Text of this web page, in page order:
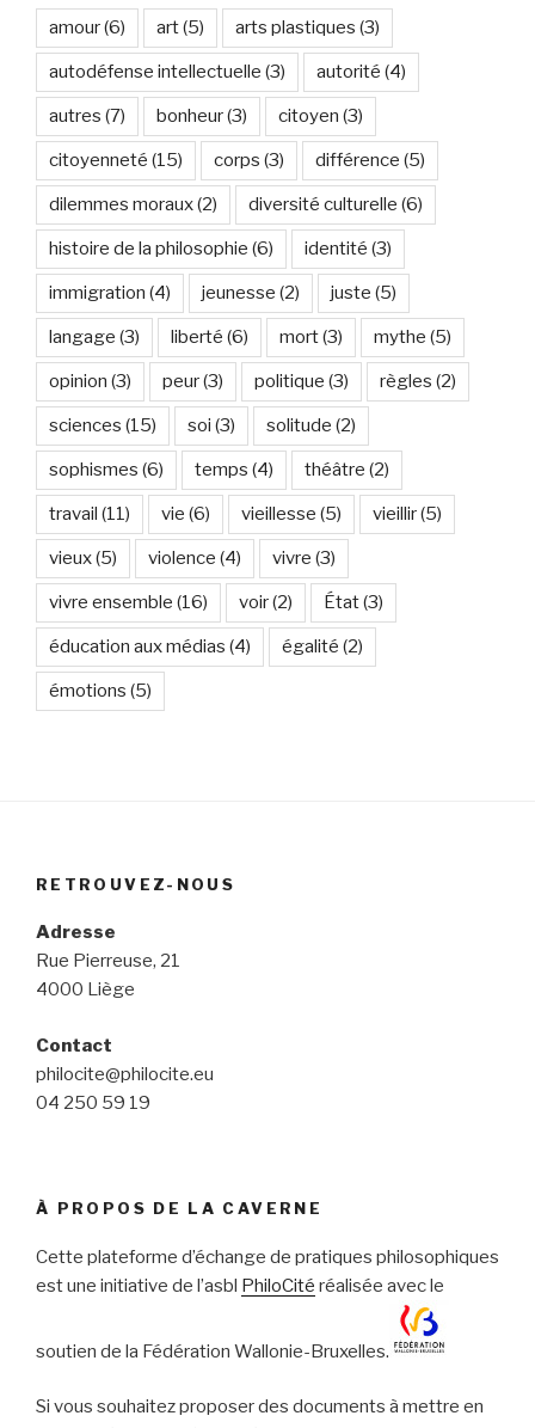
amour(6) art(5) arts plastiques (3)
autodéfense intellectuelle (3) autorité (4)
autres (7) bonheur(3) citoyen (3)
citoyenneté (15) corps (3) différence (5)
dilemmes moraux(2) diversité culturelle (6)
histoire de la philosophie (6) identité (3)
immigration (4) jeunesse (2) juste (5)
langage (3) liberté (6) mort(3) mythe (5)
opinion (3) peur(3) politique (3) règles (2)
sciences (15) soi (3) solitude (2)
sophismes (6) temps (4) théâtre (2)
travail (11) vie (6) vieillesse (5) vieillir(5)
vieux(5) violence (4) vivre (3)
vivre ensemble (16) voir(2) État(3)
éducation aux médias (4) égalité (2)
émotions (5)
RETROUVEZ-NOUS
Adresse
Rue Pierreuse, 21
4000 Liège
Contact
philocite@philocite.eu
04 250 59 19
À PROPOS DE LA CAVERNE
Cette plateforme d’échange de pratiques philosophiques
est une initiative de l’asbl PhiloCité réalisée avec le
soutien de la Fédération Wallonie-Bruxelles.
Si vous souhaitez proposer des documents à mettre en